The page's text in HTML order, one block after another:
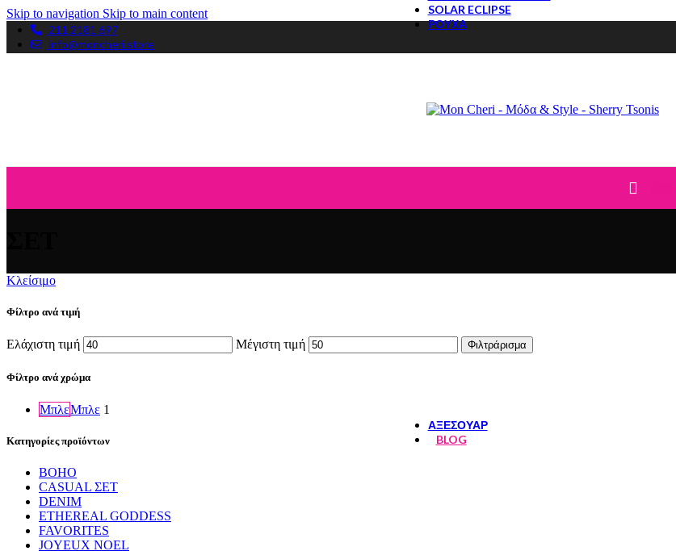
Skip to navigation Skip to main content
211 2181 697
info@moncheri.store
SOLAR ECLIPSE
ΡΟΥΧΑ
ΜΠΛΟΥΖΕΣ
ΠΟΥΛΟΒΕΡ
JEANS
ΒΡΑΔΙΝΑ
ΑΞΕΣΟΥΑΡ
BLOG
Κλείσιμο
Φίλτρο ανά τιμή
Ελάχιστη τιμή Μέγιστη τιμή Φιλτράρισμα
Φίλτρο ανά χρώμα
ΜπλεΜπλε 1
Κατηγορίες προϊόντων
BOHO
CASUAL ΣΕΤ
DENIM
ETHEREAL GODDESS
FAVORITES
JOYEUX NOEL